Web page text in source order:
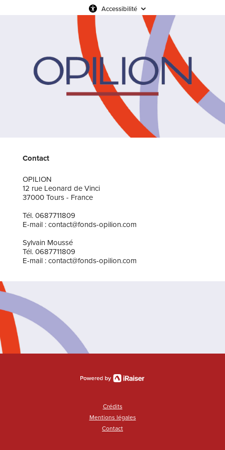
Accessibilité
Contact
OPILION
12 rue Leonard de Vinci
37000 Tours - France
Tél. 0687711809
E-mail : contact@fonds-opilion.com
Sylvain Moussé
Tél. 0687711809
E-mail : contact@fonds-opilion.com
Crédits
Mentions légales
Contact